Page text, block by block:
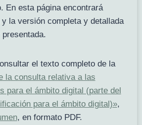
En esta página encontrará
la versión completa y detallada
el texto completo de la
la consulta relativa a las
para el ámbito digital (parte del
para el ámbito digital)»,
, en formato PDF.